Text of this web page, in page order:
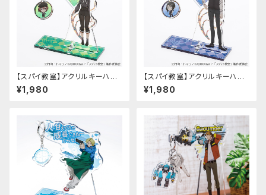
【スパイ教室】アクリルキーハン
ガー（サラ）
¥1,980
【スパイ教室】アクリルキーハン
ガー（クラウス）
¥1,980